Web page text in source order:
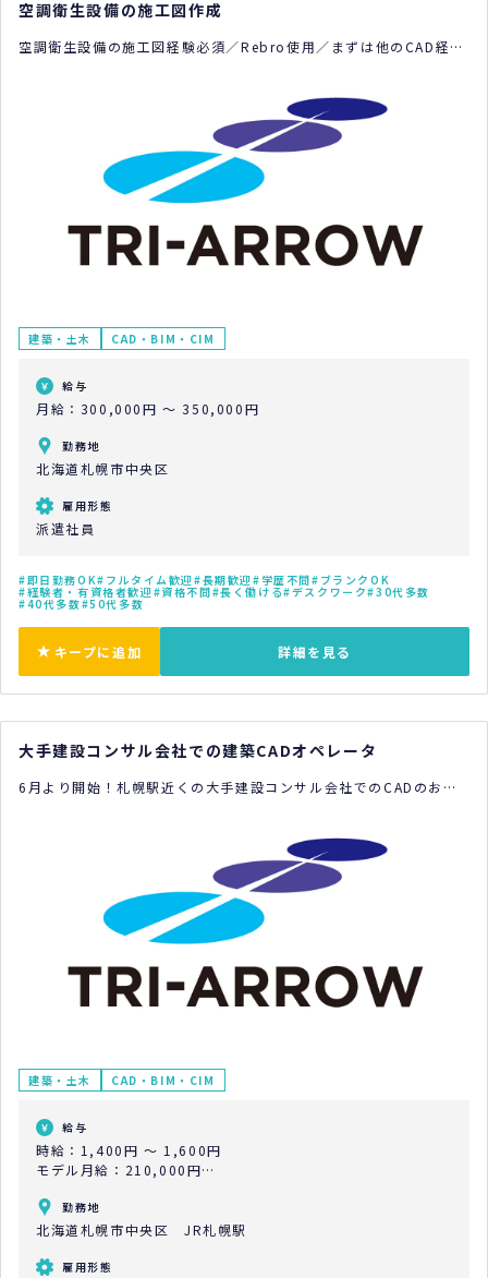
空調衛生設備の施工図作成
空調衛生設備の施工図経験必須／Rebro使用／まずは他のCAD経験
建築・土木 CAD・BIM・CIM
給与
月給：300,000円 ～ 350,000円
勤務地
北海道札幌市中央区
雇用形態
派遣社員
即日勤務OK フルタイム歓迎 長期歓迎 学歴不問 ブランクOK
経験者・有資格者歓迎 資格不問 長く働ける デスクワーク 30代多数
40代多数 50代多数
キープに追加 詳細を見る
大手建設コンサル会社での建築CADオペレータ
6月より開始！札幌駅近くの大手建設コンサル会社でのCADのお仕
建築・土木 CAD・BIM・CIM
給与
時給：1,400円 ～ 1,600円
モデル月給：210,000円
勤務地
北海道札幌市中央区 JR札幌駅
雇用形態